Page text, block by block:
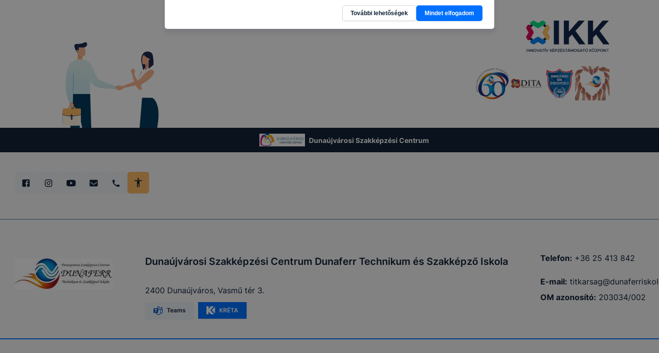
Dunaújvárosi Szakképzési Centrum
Dunaújvárosi Szakképzési Centrum Dunaferr Technikum és Szakképző Iskola
2400 Dunaújváros, Vasmű tér 3.
Teams KRÉTA
Telefon: +36 25 413 842
E-mail:
OM azonosító: 203034/002
következő célokból használja: információ gyűjtése azzal kapcsolatban, hogyan
használja Ön a honlapot -annak felmérésével, hogy a honlap melyik részeit
látogatja, vagy használja leginkább, így megtudhatjuk, hogyan biztosítsunk Önnek
legtöbb böngésző alapértelmezettként automatikusan elfogadja a cookie-kat, de
teljes körű használatára, vagy a honlap a tervezettől eltérően fog működni
További lehetőségek Mindet elfogadom